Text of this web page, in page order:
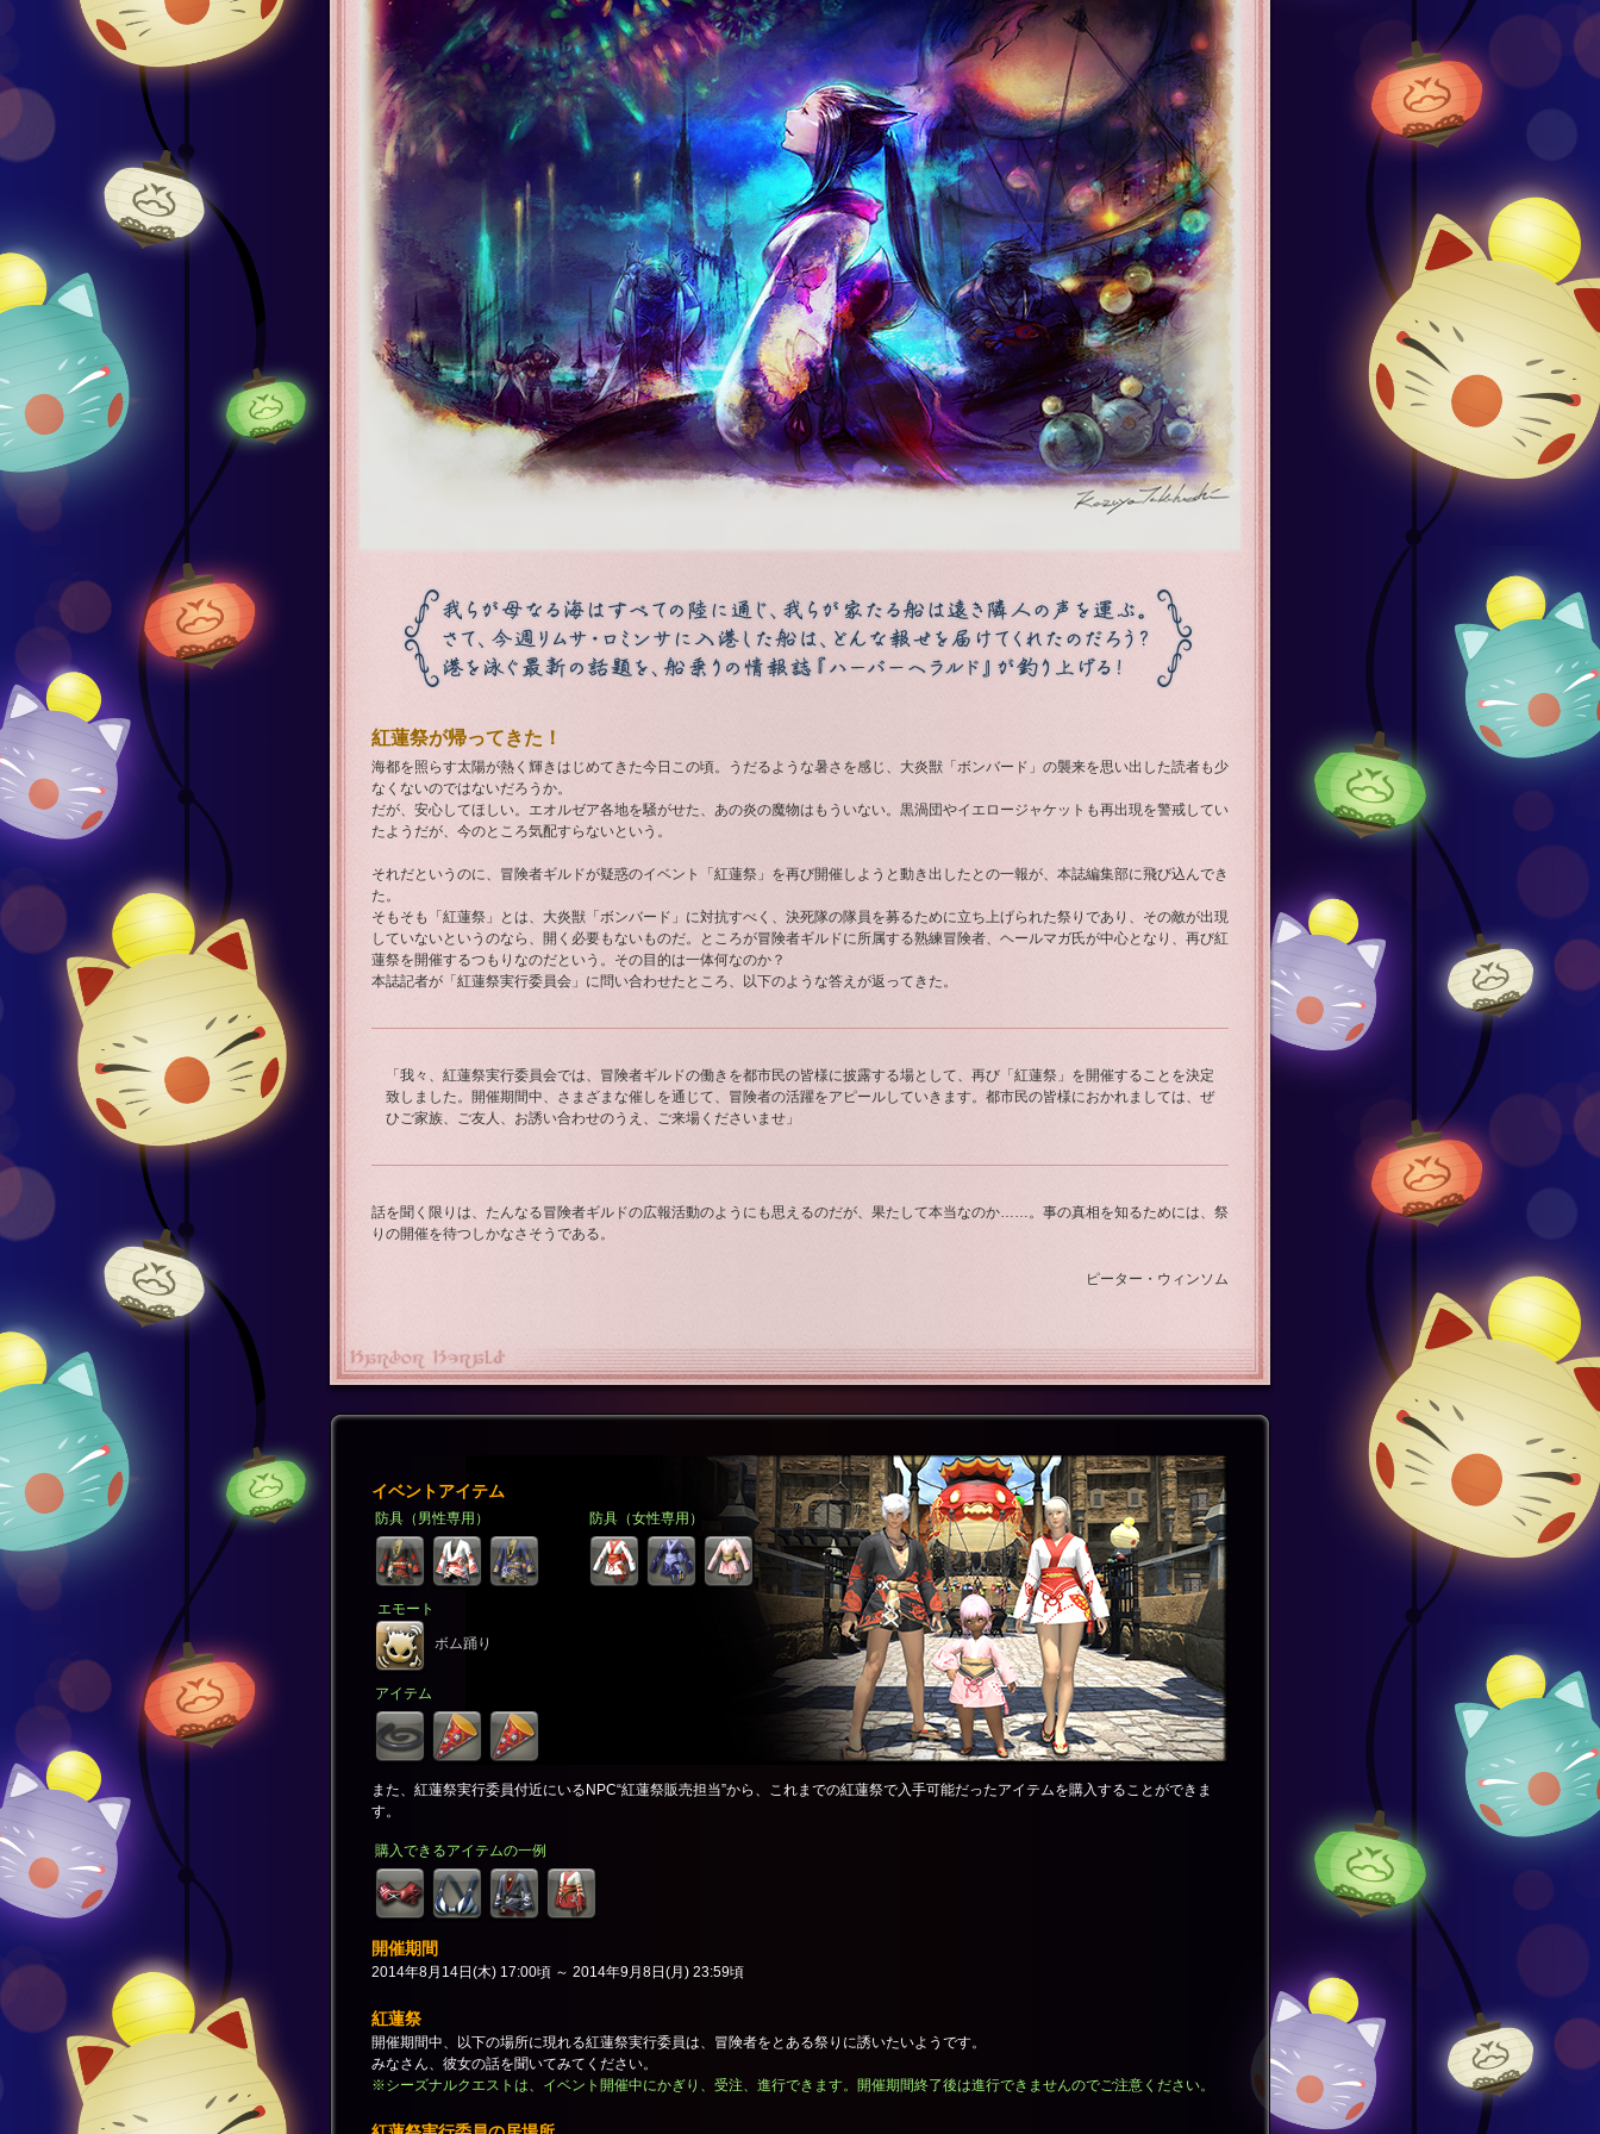
紅蓮祭が帰ってきた！
海都を照らす太陽が熱く輝きはじめてきた今日この頃。うだるような暑さを感じ、大炎獣「ボンバード」の襲来を思い出した読者も少
なくないのではないだろうか。
だが、安心してほしい。エオルゼア各地を騒がせた、あの炎の魔物はもういない。黒渦団やイエロージャケットも再出現を警戒してい
たようだが、今のところ気配すらないという。
それだというのに、冒険者ギルドが疑惑のイベント「紅蓮祭」を再び開催しようと動き出したとの一報が、本誌編集部に飛び込んでき
た。
そもそも「紅蓮祭」とは、大炎獣「ボンバード」に対抗すべく、決死隊の隊員を募るために立ち上げられた祭りであり、その敵が出現
していないというのなら、開く必要もないものだ。ところが冒険者ギルドに所属する熟練冒険者、ヘールマガ氏が中心となり、再び紅
蓮祭を開催するつもりなのだという。その目的は一体何なのか？
本誌記者が「紅蓮祭実行委員会」に問い合わせたところ、以下のような答えが返ってきた。
「我々、紅蓮祭実行委員会では、冒険者ギルドの働きを都市民の皆様に披露する場として、再び「紅蓮祭」を開催することを決定
致しました。開催期間中、さまざまな催しを通じて、冒険者の活躍をアピールしていきます。都市民の皆様におかれましては、ぜ
ひご家族、ご友人、お誘い合わせのうえ、ご来場くださいませ」
話を聞く限りは、たんなる冒険者ギルドの広報活動のようにも思えるのだが、果たして本当なのか……。事の真相を知るためには、祭
りの開催を待つしかなさそうである。
ピーター・ウィンソム
イベントアイテム
防具（男性専用） 防具（女性専用）
エモート
ボム踊り
アイテム
また、紅蓮祭実行委員付近にいるNPC“紅蓮祭販売担当”から、これまでの紅蓮祭で入手可能だったアイテムを購入することができま
す。
購入できるアイテムの一例
開催期間
2014年8月14日(木) 17:00頃 ～ 2014年9月8日(月) 23:59頃
紅蓮祭
開催期間中、以下の場所に現れる紅蓮祭実行委員は、冒険者をとある祭りに誘いたいようです。
みなさん、彼女の話を聞いてみてください。
※シーズナルクエストは、イベント開催中にかぎり、受注、進行できます。開催期間終了後は進行できませんのでご注意ください。